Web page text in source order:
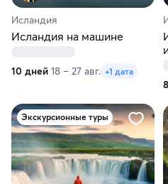
Исландия
Исландия на машине
10 дней 18 – 27 авг. +1 дата
Экскурсионные туры